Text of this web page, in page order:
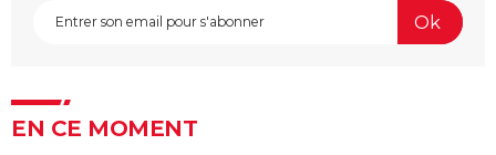
EN CE MOMENT